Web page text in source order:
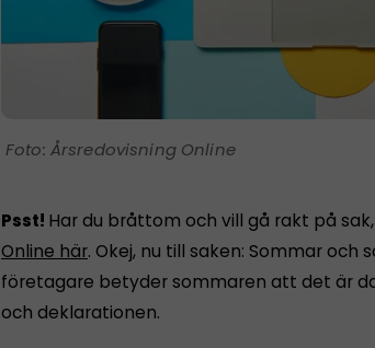
Årsredovisning Online
Psst! Har du bråttom och vill gå rakt på
Online här. Okej, nu till saken: Sommar och
företagare betyder sommaren att det är
och deklarationen.